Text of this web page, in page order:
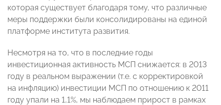
которая существует благодаря тому, что различные
меры поддержки были консолидированы на единой
платформе института развития.
Несмотря на то, что в последние годы
инвестиционная активность МСП снижается: в 2013
году в реальном выражении (т.е. с корректировкой
на инфляцию) инвестиции МСП по отношению к 2011
году упали на 1,1%, мы наблюдаем прирост в рамках